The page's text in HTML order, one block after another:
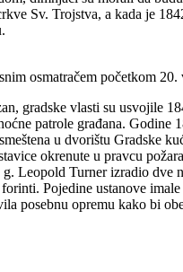
Sv. Trojstva, a kada je
osmatračem početkom 20.
gradske vlasti su usvojile
patrole građana.
u dvorištu Gradske
okrenute u pravcu
Leopold Turner izradio dve
Pojedine ustanove
posebnu opremu kako bi